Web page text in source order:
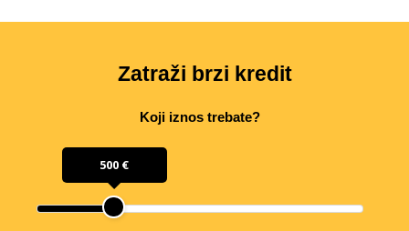
Zatraži brzi kredit
Koji iznos trebate?
500 €